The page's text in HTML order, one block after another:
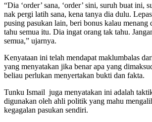
“Dia ‘order’ sana, ‘order’ sini, suruh buat ini,
nak pergi latih sana, kena tanya dia dulu.
pusing pasukan lain, beri bonus kalau menang
tahu semua itu. Dia ingat orang tak tahu.
semua,” ujarnya.
Kenyataan ini telah mendapat maklumbalas
yang menyatakan jika benar apa yang
beliau perlukan menyertakan bukti dan fakta.
Tunku Ismail juga menyatakan ini adalah
digunakan oleh ahli politik yang mahu
kegagalan pasukan sendiri.